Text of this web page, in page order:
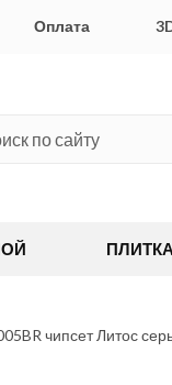
Оплата
чипсет Литос